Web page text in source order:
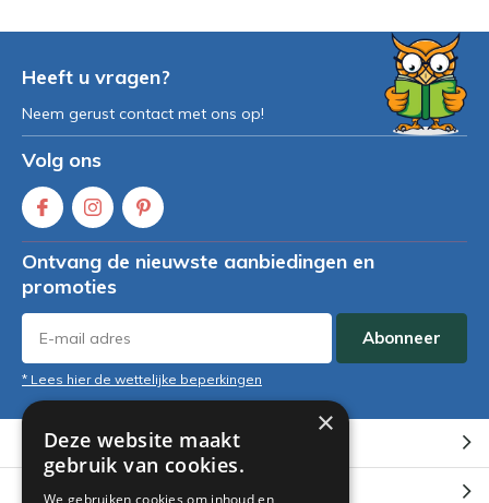
Heeft u vragen?
Neem gerust contact met ons op!
Volg ons
Ontvang de nieuwste aanbiedingen en
promoties
Abonneer
* Lees hier de wettelijke beperkingen
Klantenservice
Mijn account
×
Deze website maakt
gebruik van cookies.
We gebruiken cookies om inhoud en